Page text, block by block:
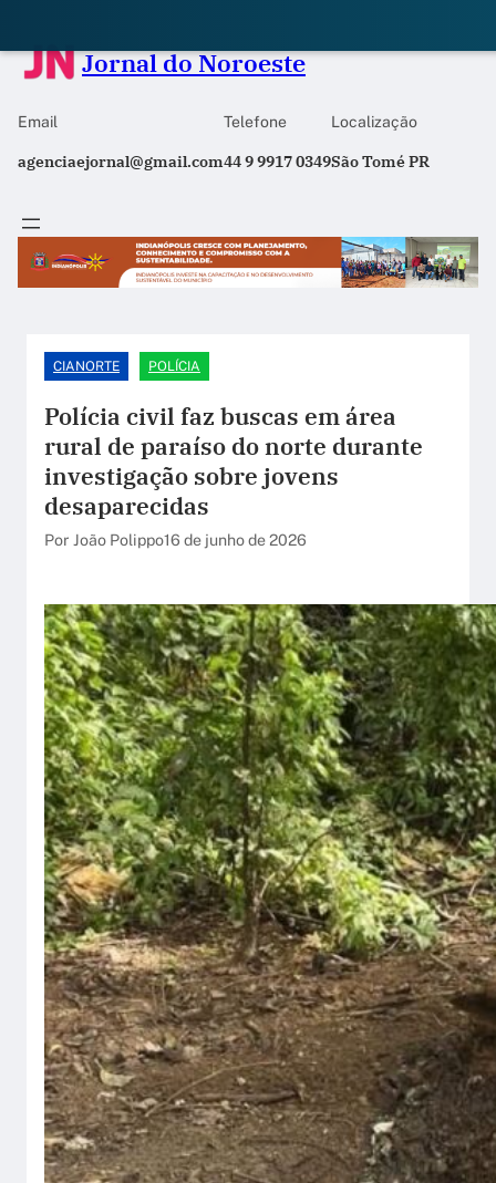
Jornal do Noroeste
Email
agenciaejornal@gmail.com
Telefone
44 9 9917 0349
Localização
São Tomé PR
CIANORTE POLÍCIA
Polícia civil faz buscas em área
rural de paraíso do norte durante
investigação sobre jovens
desaparecidas
Por João Polippo16 de junho de 2026